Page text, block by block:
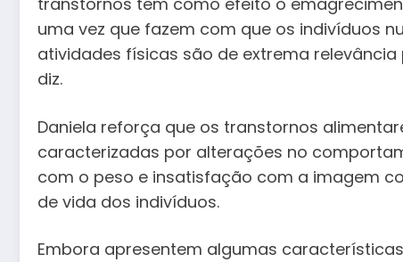
uma vez que fazem com que os indivíduos
atividades físicas são de extrema
diz.
Daniela reforça que os transtornos
caracterizadas por alterações no
com o peso e insatisfação com a imagem
de vida dos indivíduos.
Embora apresentem algumas